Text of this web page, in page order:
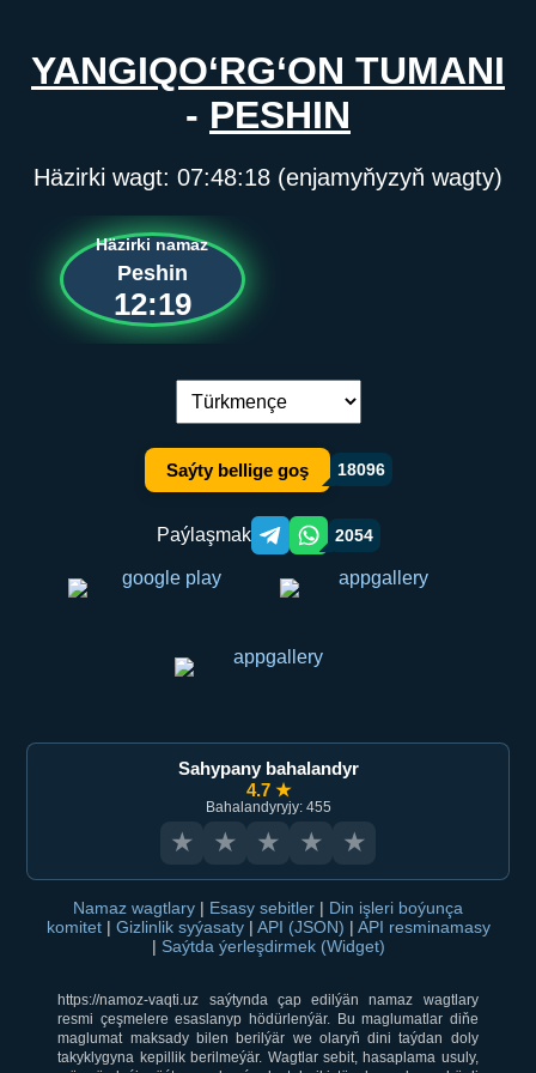
YANGIQO‘RG‘ON TUMANI
- PESHIN
Häzirki wagt: 07:48:18 (enjamyňyzyň wagty)
Häzirki namaz
Peshin
12:19
Dil çalşyryş:
Saýty bellige goş 18096
Paýlaşmak Telegram orqali ulashish
WhatsApp orqali ulashish
2054
Sahypany bahalandyr
4.7 ★
Bahalandyryjy: 455
★ ★ ★ ★ ★
Namaz wagtlary | Esasy sebitler | Din işleri boýunça
komitet | Gizlinlik syýasaty | API (JSON) | API resminamasy
| Saýtda ýerleşdirmek (Widget)
https://namoz-vaqti.uz saýtynda çap edilýän namaz wagtlary
resmi çeşmelere esaslanyp hödürlenýär. Bu maglumatlar diňe
maglumat maksady bilen berilýär we olaryň dini taýdan doly
takyklygyna kepillik berilmeýär. Wagtlar sebit, hasaplama usuly,